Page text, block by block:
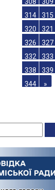
308
309
314
315
320
321
326
327
332
333
338
339
344
»